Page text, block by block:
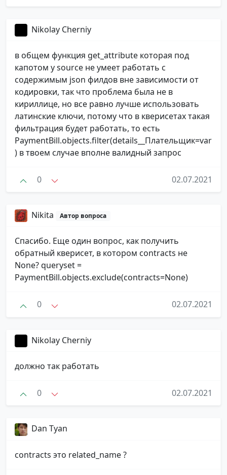
Nikolay Cherniy
в общем функция get_attribute которая под
капотом у source не умеет работать с
содержимым json филдов вне зависимости от
кодировки, так что проблема была не в
кириллице, но все равно лучше использовать
латинские ключи, потому что в кверисетах такая
фильтрация будет работать, то есть
PaymentBill.objects.filter(details__Плательщик=var
) в твоем случае вполне валидный запрос
0 02.07.2021
Nikita Автор вопроса
Спасибо. Еще один вопрос, как получить
обратный кверисет, в котором contracts не
None? queryset =
PaymentBill.objects.exclude(contracts=None)
0 02.07.2021
Nikolay Cherniy
должно так работать
0 02.07.2021
Dan Tyan
contracts это related_name ?